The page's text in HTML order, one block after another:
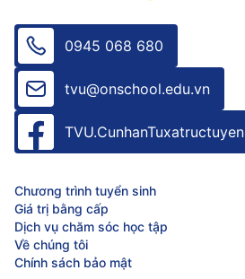
0945 068 680
tvu@onschool.edu.vn
TVU.CunhanTuxatructuyen
Chương trình tuyển sinh
Giá trị bằng cấp
Dịch vụ chăm sóc học tập
Về chúng tôi
Chính sách bảo mật